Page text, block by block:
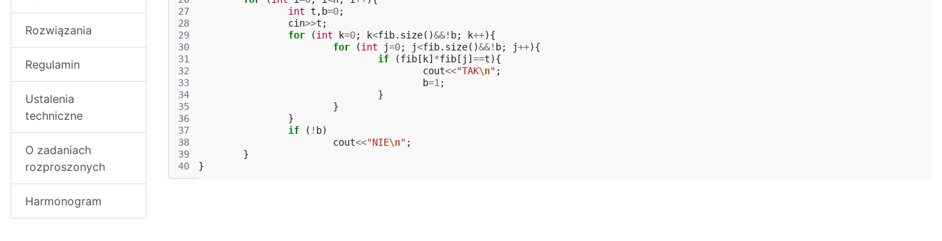
Rozwiązania
Regulamin
Ustalenia
techniczne
O zadaniach
rozproszonych
Harmonogram
27
28
29
30
31
32
33
34
35
36
37
38
39
40
int t , b=0;
cin>>t ;
for
(int k=0; k<fib. size()&&! b; k++){
for
(int j=0; j<fib. size()&&! b; j++){
if
(fib [ k] *fib [ j ] ==t){
cout<<"TAK\n" ;
b=1 ;
}
}
}
if
( ! b)
cout<<"NIE\n" ;
}
}